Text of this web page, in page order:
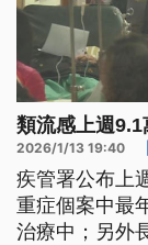
類流感上週
2026/1/13 19:40
疾管署公布上
重症個案中最
治療中；另外